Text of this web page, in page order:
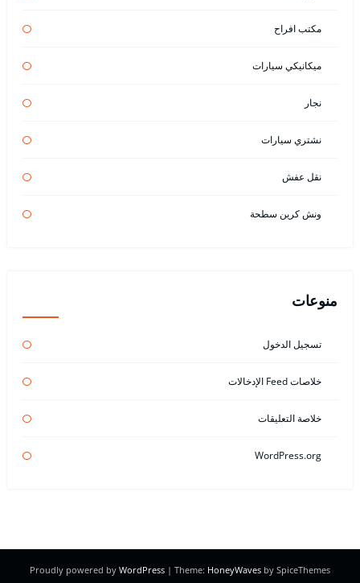
مكتب افراح
ميكانيكي سيارات
نجار
نشتري سيارات
نقل عفش
ونش كرين سطحة
منوعات
تسجيل الدخول
خلاصات Feed الإدخالات
خلاصة التعليقات
WordPress.org
Proudly powered by WordPress | Theme: HoneyWaves by SpiceThemes